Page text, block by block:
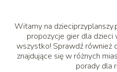
Witamy na
propozycje gier dla dzieci
wszystko! Sprawdź również
znajdujące się w różnych
porady dla